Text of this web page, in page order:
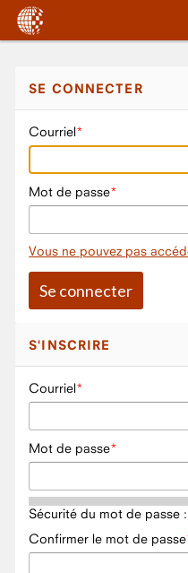
SE CONNECTER
Courriel
Mot de passe
Vous ne pouvez pas
S'INSCRIRE
Courriel
Mot de passe
Sécurité du mot de passe :
Confirmer le mot de passe